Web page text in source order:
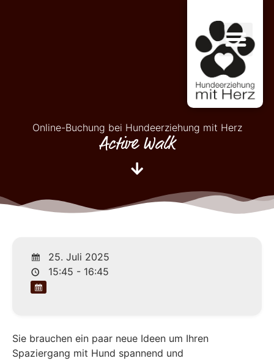
Online-Buchung bei Hundeerziehung mit Herz
Active Walk
25. Juli 2025
15:45 - 16:45
Sie brauchen ein paar neue Ideen um Ihren
Spaziergang mit Hund spannend und